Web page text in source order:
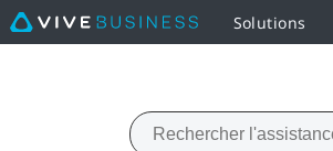
Solutions